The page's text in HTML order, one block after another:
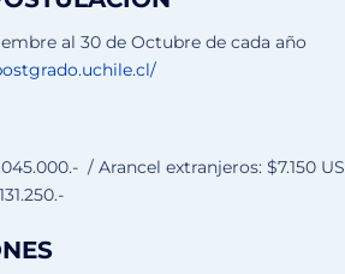
al 30 de Octubre de cada año
/ Arancel extranjeros: $7.150 US